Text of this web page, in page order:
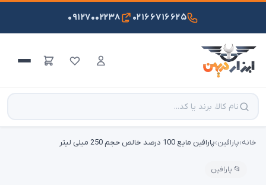
۰۲۱۶۶۷۱۶۶۲۵ ۰۹۱۲۷۰۰۲۲۳۸
خانه›پارافین›پارافین مایع 100 درصد خالص حجم 250 میلی لیتر
📂 پارافین